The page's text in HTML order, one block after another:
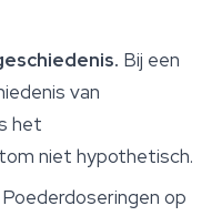
Bij een
van
het
niet hypothetisch.
Poederdoseringen op